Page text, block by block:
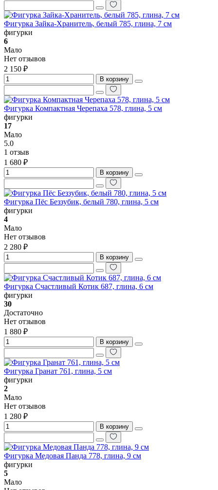
Фигурка Зайка-Хранитель, белый 785, глина, 7 см
фигурки
6
Мало
Нет отзывов
2 150 ₽
В корзину
Фигурка Компактная Черепаха 578, глина, 5 см
фигурки
17
Мало
5.0
1 отзыв
1 680 ₽
В корзину
Фигурка Пёс Беззубик, белый 780, глина, 5 см
фигурки
4
Мало
Нет отзывов
2 280 ₽
В корзину
Фигурка Счастливый Котик 687, глина, 6 см
фигурки
30
Достаточно
Нет отзывов
1 880 ₽
В корзину
Фигурка Гранат 761, глина, 5 см
фигурки
2
Мало
Нет отзывов
1 280 ₽
В корзину
Фигурка Медовая Панда 778, глина, 9 см
фигурки
5
Мало